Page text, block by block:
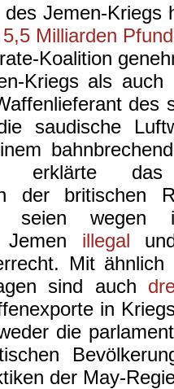
Jemen-Kriegs
Milliarden Pfund
Koalition
Kriegs als
des
saudische
erklärte das
der britischen
seien wegen
Jemen illegal
Mit
sind auch
in
die
der May-